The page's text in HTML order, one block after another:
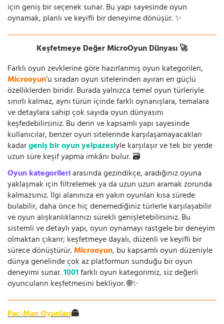
için geniş bir seçenek sunar. Bu yapı sayesinde oyun
oynamak, planlı ve keyifli bir deneyime dönüşür. ✨
Keşfetmeye Değer MicroOyun Dünyası 🚀
Farklı oyun zevklerine göre hazırlanmış oyun kategorileri,
Microoyun’u sıradan oyun sitelerinden ayıran en güçlü
özelliklerden biridir. Burada yalnızca temel oyun türleriyle
sınırlı kalmaz, aynı türün içinde farklı oynanışlara, temalara
ve detaylara sahip çok sayıda oyun dünyasını
keşfedebilirsiniz. Bu derin ve kapsamlı yapı sayesinde
kullanıcılar, benzer oyun sitelerinde karşılaşamayacakları
kadargeniş bir oyun yelpazesiyle karşılaşır ve tek bir yerde
uzun süre keşif yapma imkânı bulur. 🗃️
Oyun kategorileriarasında gezindikçe, aradığınız oyuna
yaklaşmak için filtrelemek ya da uzun uzun aramak zorunda
kalmazsınız. İlgi alanınıza en yakın oyunları kısa sürede
bulabilir, daha önce hiç denemediğiniz türlerle karşılaşabilir
ve oyun alışkanlıklarınızı sürekli genişletebilirsiniz. Bu
sistemli ve detaylı yapı, oyun oynamayı rastgele bir deneyim
olmaktan çıkarır; keşfetmeye dayalı, düzenli ve keyifli bir
sürece dönüştürür.Microoyun, bu kapsamlı oyun düzeniyle
dünya genelinde çok az platformun sunduğu bir oyun
deneyimi sunar.1001farklı oyun kategorimiz, siz değerli
oyuncuların keşfetmesini bekliyor. 🌐✨
Pac-Man Oyunları👻